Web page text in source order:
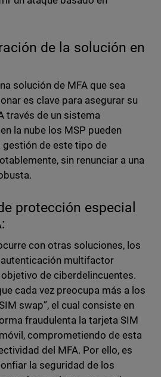
de la solución en
solución de MFA que sea
es clave para asegurar su
través de un sistema
la nube los MSP pueden
de este tipo de
sin renunciar a una
protección especial
con otras soluciones, los
multifactor
de ciberdelincuentes.
cada vez preocupa más a los
swap”, el cual consiste en
fraudulenta la tarjeta SIM
comprometiendo de esta
del MFA. Por ello, es
la seguridad de los